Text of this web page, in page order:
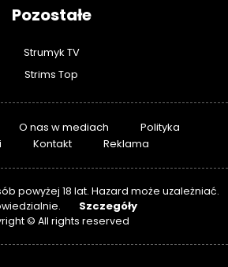
Pozostałe
Strumyk TV
Strims Top
O nas w mediach
Polityka
Kontakt Reklama
powyżej 18 lat. Hazard może uzależniać.
Szczegóły
© All rights reserved